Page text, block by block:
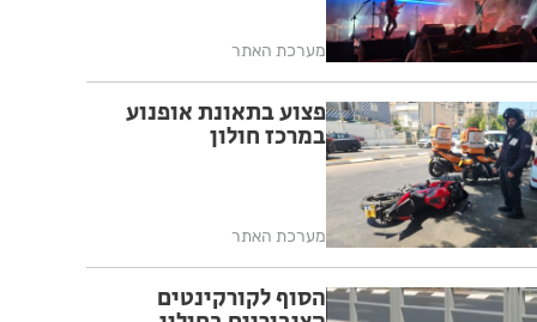
מערכת האתר
פצוע בתאונת אופנוע
במרכז חולון
מערכת האתר
הסוף לקורקינטים